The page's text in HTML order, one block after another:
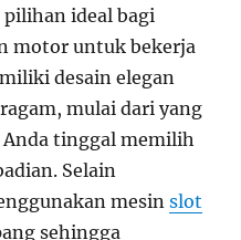
pilihan ideal bagi
motor untuk bekerja
desain elegan
mulai dari yang
tinggal memilih
Selain
mesinslot
sehingga